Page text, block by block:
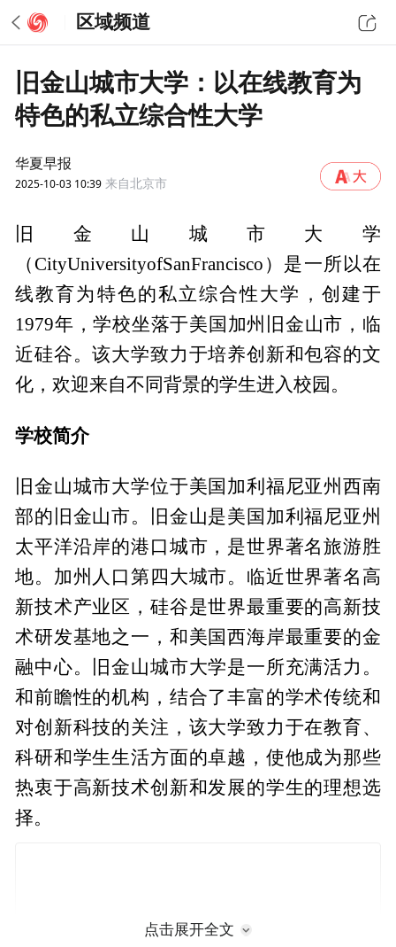
区域频道
旧金山城市大学：以在线教育为
特色的私立综合性大学
华夏早报
2025-10-03 10:39 来自北京市
旧金山城市大学
（CityUniversityofSanFrancisco）是一所以在
线教育为特色的私立综合性大学，创建于
1979年，学校坐落于美国加州旧金山市，临
近硅谷。该大学致力于培养创新和包容的文
化，欢迎来自不同背景的学生进入校园。
学校简介
旧金山城市大学位于美国加利福尼亚州西南
部的旧金山市。旧金山是美国加利福尼亚州
太平洋沿岸的港口城市，是世界著名旅游胜
地。加州人口第四大城市。临近世界著名高
新技术产业区，硅谷是世界最重要的高新技
术研发基地之一，和美国西海岸最重要的金
融中心。旧金山城市大学是一所充满活力。
和前瞻性的机构，结合了丰富的学术传统和
对创新科技的关注，该大学致力于在教育、
科研和学生生活方面的卓越，使他成为那些
热衷于高新技术创新和发展的学生的理想选
择。
点击展开全文